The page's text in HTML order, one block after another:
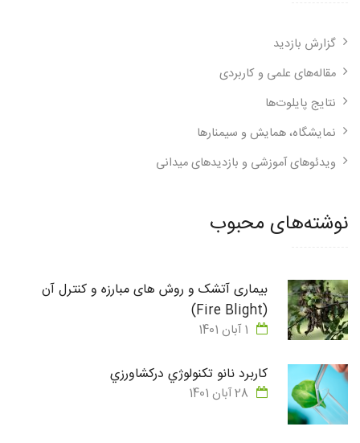
گزارش بازدید
مقاله‌های علمی و کاربردی
نتایج پایلوت‌ها
نمایشگاه، همایش و سیمنارها
ویدئوهای آموزشی و بازدیدهای میدانی
نوشته‌های محبوب
بیماری آتشک و روش های مبارزه و کنترل آن
(Fire Blight)
1 آبان 1401
كاربرد نانو تكنولوژي دركشاورزي
28 آبان 1401